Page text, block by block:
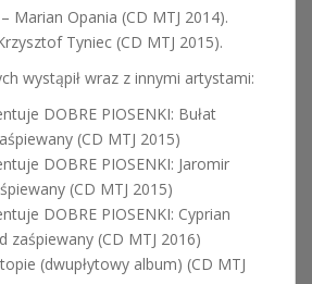
Marian Opania (CD MTJ 2014).
Tyniec (CD MTJ 2015).
wystąpił wraz z innymi artystami:
DOBRE PIOSENKI: Bułat
(CD MTJ 2015)
DOBRE PIOSENKI: Jaromir
(CD MTJ 2015)
DOBRE PIOSENKI: Cyprian
zaśpiewany (CD MTJ 2016)
(dwupłytowy album) (CD MTJ